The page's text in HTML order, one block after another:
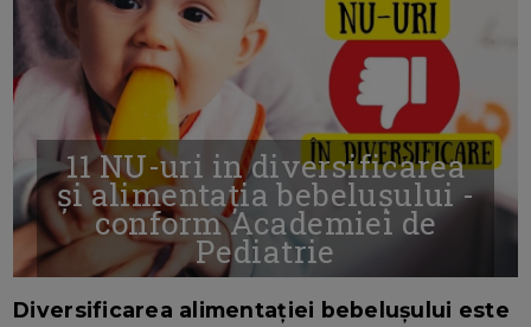
11 NU-uri in diversificarea
și alimentația bebelușului -
conform Academiei de
Pediatrie
Diversificarea alimentației bebelușului este